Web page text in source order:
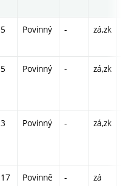
5 Povinný - zá,zk
5 Povinný - zá,zk
3 Povinný - zá,zk
17
Povinně
- zá